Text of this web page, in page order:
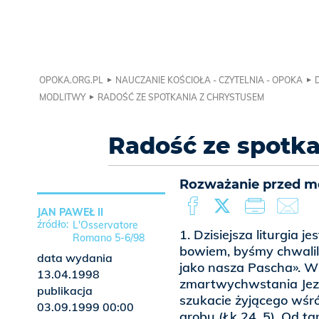
OPOKA.ORG.PL NAUCZANIE KOŚCIOŁA - CZYTELNIA - OPOKA
MODLITWY
RADOŚĆ ZE SPOTKANIA Z CHRYSTUSEM
Radość ze
Rozważanie przed
1. Dzisiejsza liturgia
bowiem, byśmy
jako nasza Pascha».
zmartwychwstania
szukacie żyjącego
JAN PAWEŁ II
L'Osservatore
Romano 5-6/98
data wydania
13.04.1998
publikacja
03.09.1999 00:00